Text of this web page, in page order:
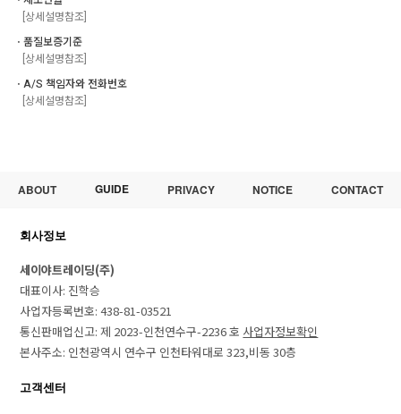
[상세설명참조]
ㆍ품질보증기준
[상세설명참조]
ㆍA/S 책임자와 전화번호
[상세설명참조]
ABOUT GUIDE PRIVACY NOTICE CONTACT
회사정보
세이야트레이딩(주)
대표이사: 진학승
사업자등록번호: 438-81-03521
통신판매업신고: 제 2023-인천연수구-2236 호 사업자정보확인
본사주소: 인천광역시 연수구 인천타워대로 323,비동 30층
고객센터